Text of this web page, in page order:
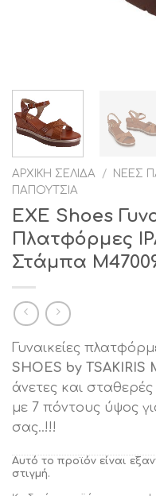
ΑΡΧΙΚΉ ΣΕΛΊΔΑ / ΝΈΕΣ
ΠΑΠΟΎΤΣΙΑ
EXE Shoes
Πλατφόρμες
Στάμπα
Γυναικείες
SHOES by TSAKIRIS
άνετες και
με 7 πόντους ύψος
σας..!!!
Αυτό το προϊόν είναι
στιγμή.